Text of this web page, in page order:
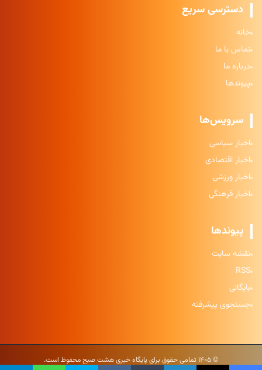
دسترسی سریع
خانه
تماس با ما
درباره ما
پیوندها
سرویس‌ها
اخبار سیاسی
اخبار اقتصادی
اخبار ورزشی
اخبار فرهنگی
پیوندها
نقشه سایت
RSS
بایگانی
جستجوی پیشرفته
© ۱۴۰۵ تمامی حقوق برای پایگاه خبری هشت صبح محفوظ است.